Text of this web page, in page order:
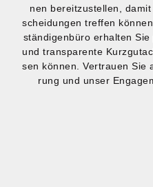
nen bereit­zu­stel­len,
schei­dun­gen tref­fen
stän­di­gen­bü­ro erhal­ten
und trans­pa­ren­te
sen kön­nen. Ver­trau­en
rung und unser